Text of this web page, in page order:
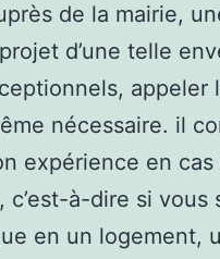
de la mairie,
d’une telle
appeler
nécessaire. il
expérience en
c’est-à-dire si vous
en un logement,